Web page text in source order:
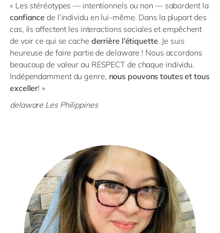
« Les stéréotypes — intentionnels ou non — sabordent la
confiance de l’individu en lui-même. Dans la plupart des
cas, ils affectent les interactions sociales et empêchent
de voir ce qui se cache derrière l’étiquette. Je suis
heureuse de faire partie de delaware ! Nous accordons
beaucoup de valeur au RESPECT de chaque individu.
Indépendamment du genre, nous pouvons toutes et tous
exceller! »
delaware Les Philippines